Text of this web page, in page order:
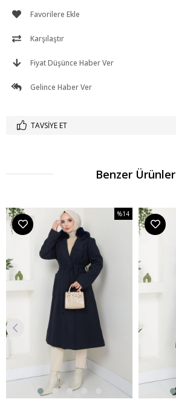
Favorilere Ekle
Karşılaştır
Fiyat Düşünce Haber Ver
Gelince Haber Ver
TAVSIYE ET
Benzer Ürünler
%14
%14İndirim